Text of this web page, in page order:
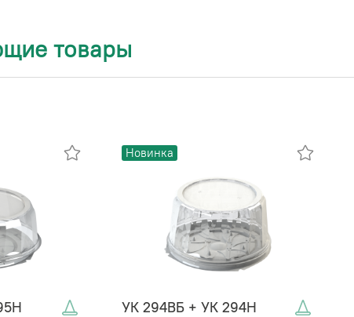
товары
Новинка
УК 294ВБ + УК 294Н